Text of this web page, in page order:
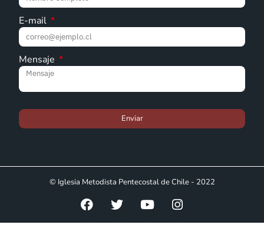
E-mail
Mensaje
Enviar
© Iglesia Metodista Pentecostal de Chile - 2022